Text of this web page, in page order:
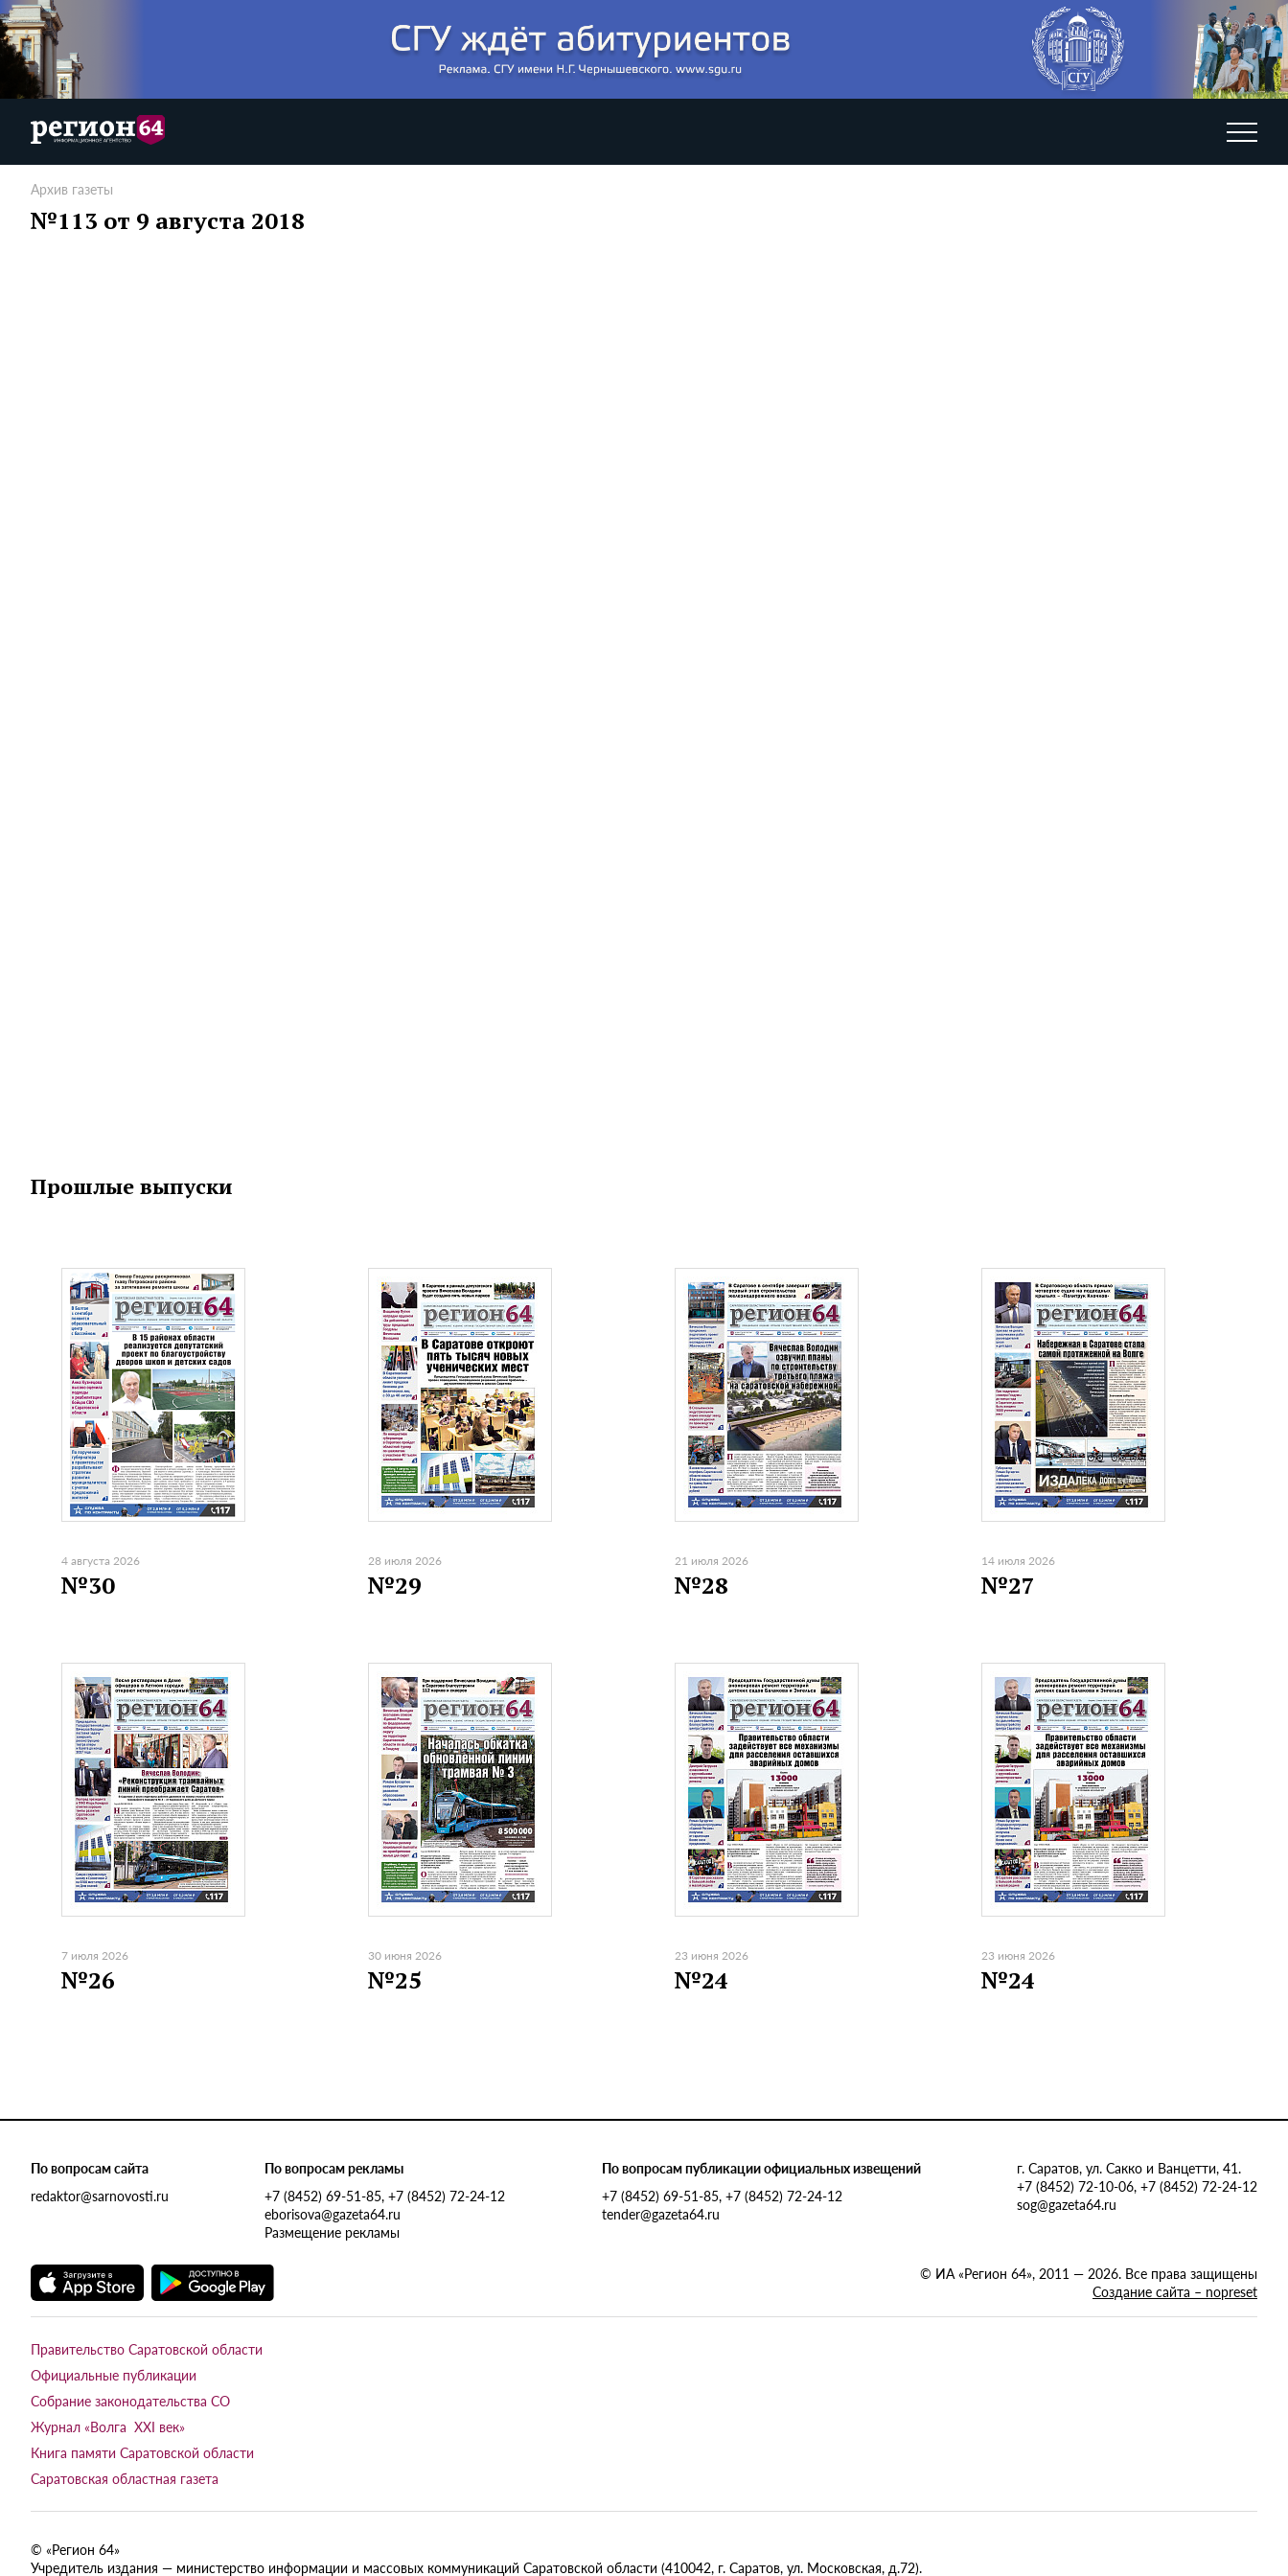
Архив газеты
№113 от 9 августа 2018
Прошлые выпуски
4 августа 2026
№30
28 июля 2026
№29
21 июля 2026
№28
14 июля 2026
№27
7 июля 2026
№26
30 июня 2026
№25
23 июня 2026
№24
23 июня 2026
№24
По вопросам сайта
redaktor@sarnovosti.ru
По вопросам рекламы
+7 (8452) 69-51-85, +7 (8452) 72-24-12
eborisova@gazeta64.ru
Размещение рекламы
По вопросам публикации официальных извещений
+7 (8452) 69-51-85, +7 (8452) 72-24-12
tender@gazeta64.ru
г. Саратов, ул. Сакко и Ванцетти, 41.
+7 (8452) 72-10-06, +7 (8452) 72-24-12
sog@gazeta64.ru
© ИА «Регион 64», 2011 — 2026. Все права защищены
Создание сайта – nopreset
Правительство Саратовской области
Официальные публикации
Собрание законодательства СО
Журнал «Волга XXI век»
Книга памяти Саратовской области
Саратовская областная газета
© «Регион 64»
Учредитель издания — министерство информации и массовых коммуникаций Саратовской области (410042, г. Саратов, ул. Московская, д.72).